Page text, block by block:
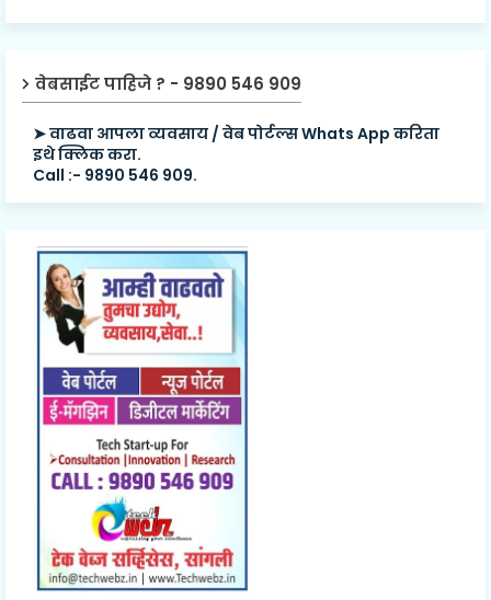
वेबसाईट पाहिजे ? - 9890 546 909
➤ वाढवा आपला व्यवसाय / वेब पोर्टल्स Whats App करिता
इथे क्लिक करा.
Call :- 9890 546 909.